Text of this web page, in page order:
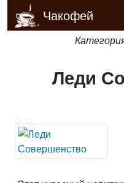
Чакофей
Леди